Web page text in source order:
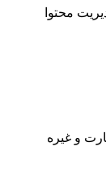
محتوا
و غیره